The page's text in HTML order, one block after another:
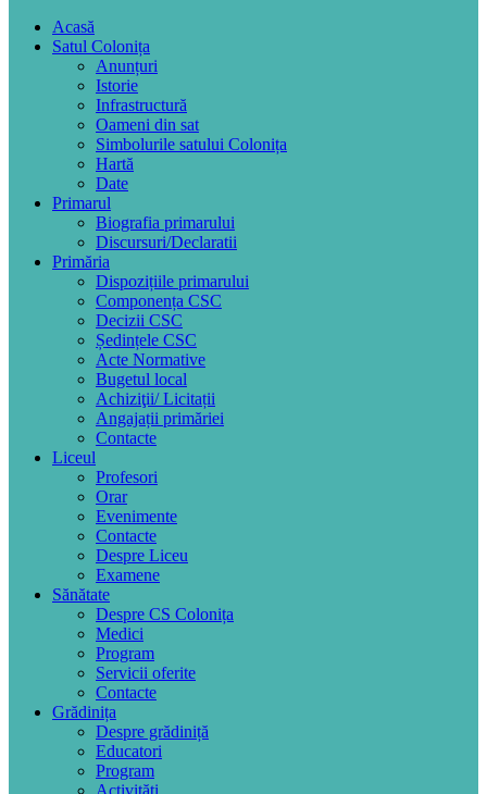
Acasă
Satul Colonița
Anunțuri
Istorie
Infrastructură
Oameni din sat
Simbolurile satului Colonița
Hartă
Date
Primarul
Biografia primarului
Discursuri/Declaratii
Primăria
Dispozițiile primarului
Componența CSC
Decizii CSC
Ședințele CSC
Acte Normative
Bugetul local
Achiziţii/ Licitații
Angajații primăriei
Contacte
Liceul
Profesori
Orar
Evenimente
Contacte
Despre Liceu
Examene
Sănătate
Despre CS Colonița
Medici
Program
Servicii oferite
Contacte
Grădinița
Despre grădiniță
Educatori
Program
Activități